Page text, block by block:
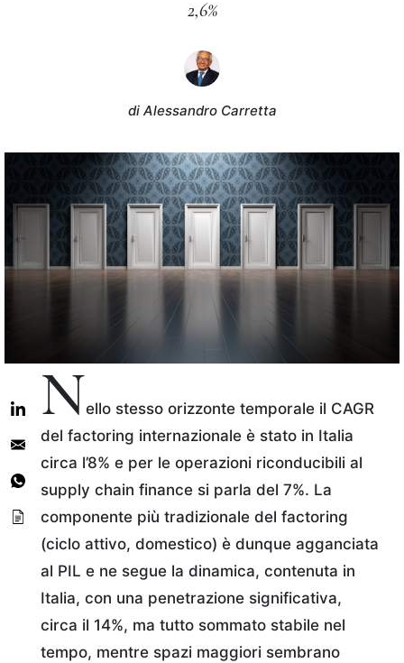
2,6%
di Alessandro Carretta
Nello stesso orizzonte temporale il CAGR
del factoring internazionale è stato in Italia
circa l’8% e per le operazioni riconducibili al
supply chain finance si parla del 7%. La
componente più tradizionale del factoring
(ciclo attivo, domestico) è dunque agganciata
al PIL e ne segue la dinamica, contenuta in
Italia, con una penetrazione significativa,
circa il 14%, ma tutto sommato stabile nel
tempo, mentre spazi maggiori sembrano